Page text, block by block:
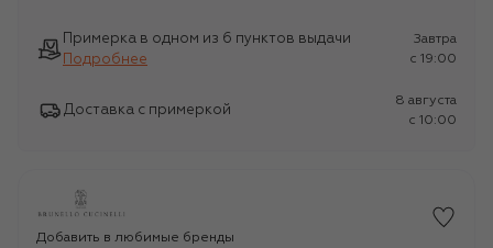
Примерка в одном из 6 пунктов выдачи
Подробнее
Завтра
c 19:00
Доставка с примеркой
8 августа
c 10:00
Добавить в любимые бренды